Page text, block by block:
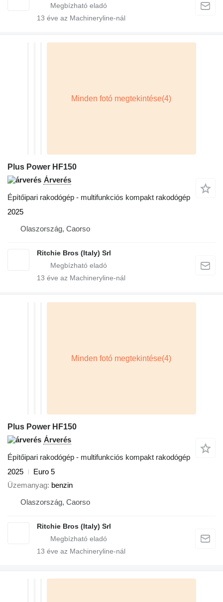
13 éve az Machineryline-nál
Plus Power HF150
Árverés
Építőipari rakodógép - multifunkciós kompakt rakodógép
2025
Olaszország, Caorso
Ritchie Bros (Italy) Srl
13 éve az Machineryline-nál
Plus Power HF150
Árverés
Építőipari rakodógép - multifunkciós kompakt rakodógép
2025
Euro 5
Üzemanyag benzin
Olaszország, Caorso
Ritchie Bros (Italy) Srl
13 éve az Machineryline-nál